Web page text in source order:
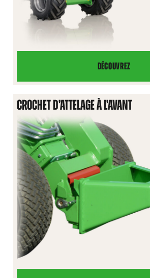
DÉCOUVREZ
BRAS
DE
LEVAGE
TÉLESCOPIQUE
CROCHET D’ATTELAGE À L’AVANT